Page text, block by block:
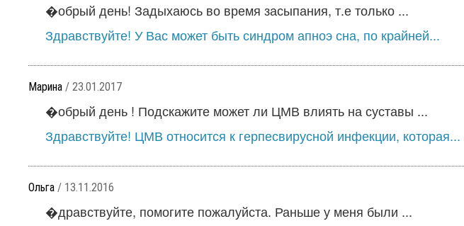
�обрый день! Задыхаюсь во время засыпания, т.е только ...
Здравствуйте! У Вас может быть синдром апноэ сна, по крайней...
Марина / 23.01.2017
�обрый день ! Подскажите может ли ЦМВ влиять на суставы ...
Здравствуйте! ЦМВ относится к герпесвирусной инфекции, которая...
Ольга / 13.11.2016
�дравствуйте, помогите пожалуйста. Раньше у меня были ...